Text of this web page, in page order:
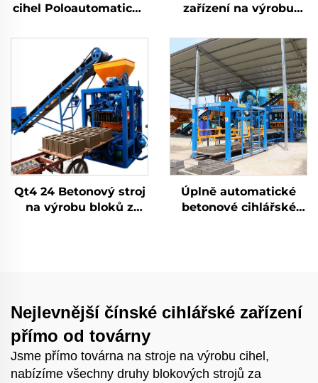
cihel Poloautomatický
cementový interlock
cihlářský stroj
zařízení na výrobu
bloků, vyráběné v
Ghaně, stroj na výrobu
interlock bloků pro
prodej, Zimbabwe
Qt4 24 Betonový stroj
na výrobu bloků z
Úplně automatické
betonové cihlářské
Nejlevnější čínské cihlářské zařízení
přímo od továrny
Jsme přímo továrna na stroje na výrobu cihel,
nabízíme všechny druhy blokových strojů za